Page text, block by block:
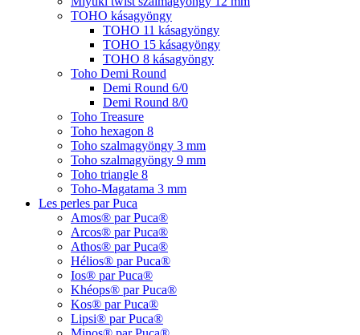
TOHO kásagyöngy
TOHO 11 kásagyöngy
TOHO 15 kásagyöngy
TOHO 8 kásagyöngy
Toho Demi Round
Demi Round 6/0
Demi Round 8/0
Toho Treasure
Toho hexagon 8
Toho szalmagyöngy 3 mm
Toho szalmagyöngy 9 mm
Toho triangle 8
Toho-Magatama 3 mm
Les perles par Puca
Amos® par Puca®
Arcos® par Puca®
Athos® par Puca®
Hélios® par Puca®
Ios® par Puca®
Khéops® par Puca®
Kos® par Puca®
Lipsi® par Puca®